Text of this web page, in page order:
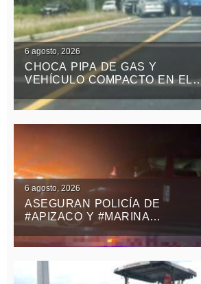
6 agosto, 2026
CHOCA PIPA DE GAS Y
VEHÍCULO COMPACTO EN EL
RETORNO DE LA ZONA MILITAR
DE PANOTLA
6 agosto, 2026
ASEGURAN POLICÍA DE
#APIZACO Y #MARINA
VEHÍCULO CON REPORTE DE
ROBO Y DETIENEN A UN